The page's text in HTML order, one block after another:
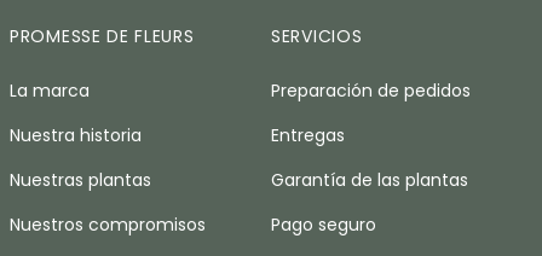
PROMESSE DE FLEURS
La marca
Nuestra historia
Nuestras plantas
Nuestros compromisos
SERVICIOS
Preparación de pedidos
Entregas
Garantía de las plantas
Pago seguro